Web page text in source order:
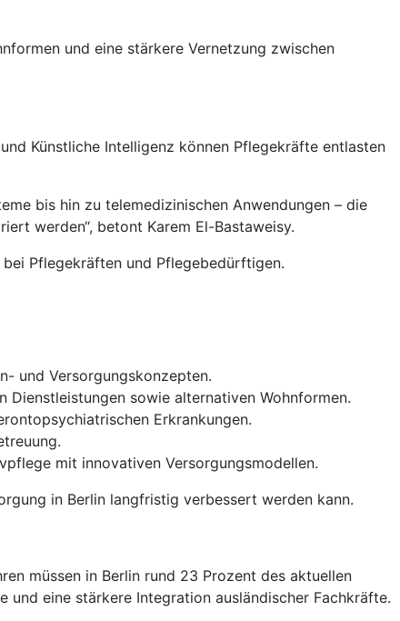
und eine stärkere Vernetzung zwischen
Künstliche Intelligenz können Pflegekräfte entlasten
bis hin zu telemedizinischen Anwendungen – die
werden“, betont Karem El-Bastaweisy.
Pflegekräften und Pflegebedürftigen.
und Versorgungskonzepten.
sowie alternativen Wohnformen.
Erkrankungen.
mit innovativen Versorgungsmodellen.
in Berlin langfristig verbessert werden kann.
müssen in Berlin rund 23 Prozent des aktuellen
eine stärkere Integration ausländischer Fachkräfte.